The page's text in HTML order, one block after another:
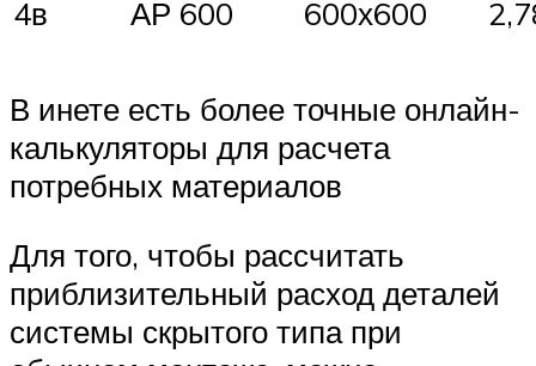
4в АР 600 600х600
В инете есть более точные онлайн-
калькуляторы для расчета
потребных материалов
Для того, чтобы рассчитать
приблизительный расход деталей
системы скрытого типа при